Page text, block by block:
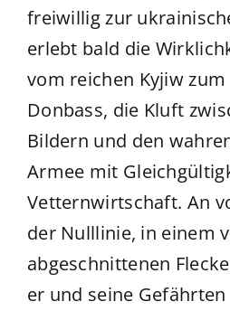
freiwillig zur
erlebt bald die
vom reichen Kyjiw
Donbass, die Kluft
Bildern und den
Armee mit
Vetternwirtschaft. An
der Nulllinie, in einem
abgeschnittenen
er und seine